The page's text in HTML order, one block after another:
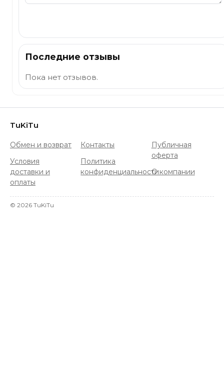
Последние отзывы
Пока нет отзывов.
TuKiTu
Обмен и возврат
Условия
доставки и
оплаты
Контакты
Политика
конфиденциальности
Публичная
оферта
О компании
© 2026 TuKiTu